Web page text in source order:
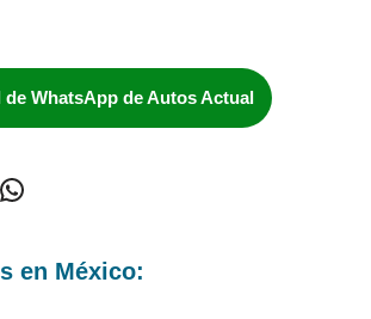
de WhatsApp de Autos Actual
en México: